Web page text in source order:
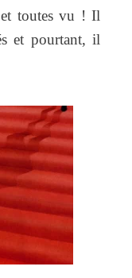
et toutes vu ! Il
et pourtant, il